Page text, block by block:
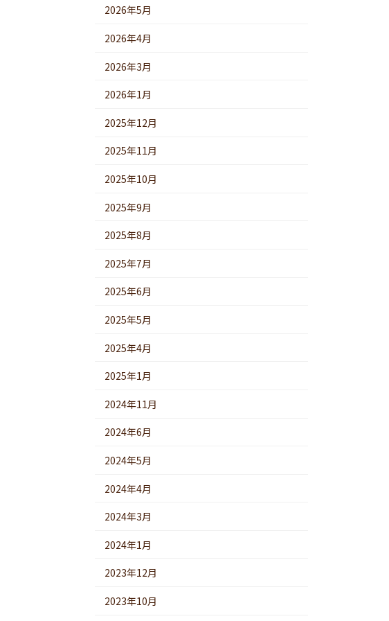
2026年5月
2026年4月
2026年3月
2026年1月
2025年12月
2025年11月
2025年10月
2025年9月
2025年8月
2025年7月
2025年6月
2025年5月
2025年4月
2025年1月
2024年11月
2024年6月
2024年5月
2024年4月
2024年3月
2024年1月
2023年12月
2023年10月